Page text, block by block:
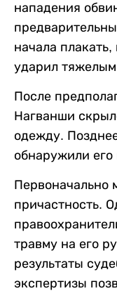
нападения
начала
ударил
После
Нагванши
одежду.
обнаружили
Первоначально
причастность.
травму на его
результаты
экспертизы